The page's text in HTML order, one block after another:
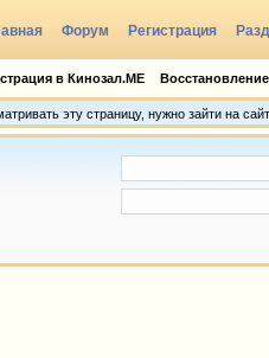
Форум Регистрация
в Кинозал.МЕ
эту страницу, нужно зайти на сайт